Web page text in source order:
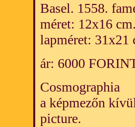
Basel. 1558.
méret: 12x16
lapméret: 31x21
ár: 6000
Cosmographia
a képmezőn
picture.